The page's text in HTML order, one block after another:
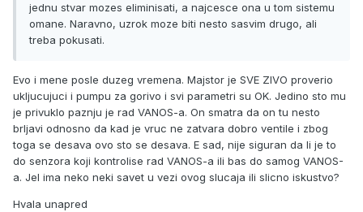
jednu stvar mozes eliminisati, a najcesce ona u tom sistemu
omane. Naravno, uzrok moze biti nesto sasvim drugo, ali
treba pokusati.
Evo i mene posle duzeg vremena. Majstor je SVE ZIVO proverio
ukljucujuci i pumpu za gorivo i svi parametri su OK. Jedino sto mu
je privuklo paznju je rad VANOS-a. On smatra da on tu nesto
brljavi odnosno da kad je vruc ne zatvara dobro ventile i zbog
toga se desava ovo sto se desava. E sad, nije siguran da li je to
do senzora koji kontrolise rad VANOS-a ili bas do samog VANOS-
a. Jel ima neko neki savet u vezi ovog slucaja ili slicno iskustvo?
Hvala unapred